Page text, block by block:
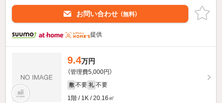
お問い合わせ （無料）
提供
9.4万円
（管理費5,000円）
敷 不要 礼 不要
1階 / 1K / 20.16㎡